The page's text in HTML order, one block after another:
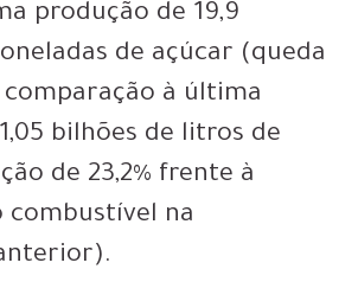
produção de 19,9
de açúcar (queda
comparação à última
bilhões de litros de
de 23,2% frente à
combustível na